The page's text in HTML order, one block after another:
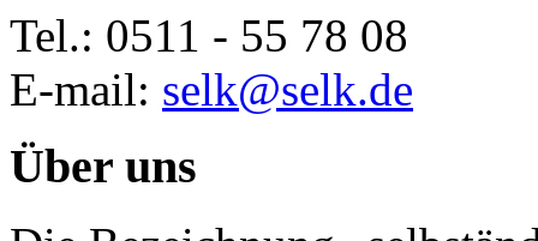
Tel.: 0511 - 55 78 08
E-mail: selk@selk.de
Über uns